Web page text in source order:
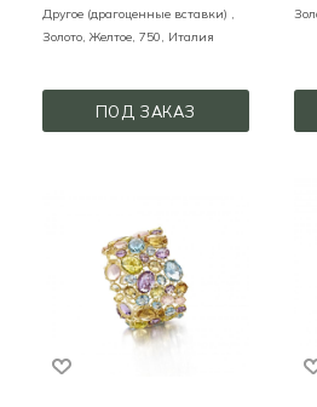
Другое (драгоценные вставки) ,
Золото,Желтое, 750, Италия
ПОД ЗАКАЗ